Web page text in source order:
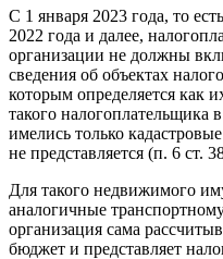
С 1 января 2023 года, то
2022 года и далее,
организации не должны
сведения об объектах
которым определяется как
такого налогоплательщика
имелись только
не представляется (п. 6 ст.
Для такого недвижимого
аналогичные
организация сама
бюджет и представляет